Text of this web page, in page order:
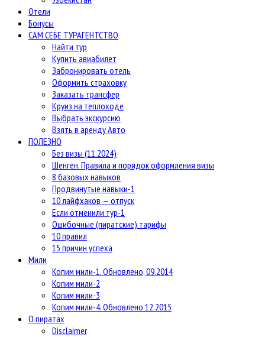
Отели
Бонусы
САМ СЕБЕ ТУРАГЕНТСТВО
Найти тур
Купить авиабилет
Забронировать отель
Оформить страховку
Заказать трансфер
Круиз на теплоходе
Выбрать экскурсию
Взять в аренду Авто
ПОЛЕЗНО
Без визы (11.2024)
Шенген. Правила и порядок оформления визы
8 базовых навыков
Продвинутые навыки-1
10 лайфхаков — отпуск
Если отменили тур-1
Ошибочные (пиратские) тарифы
10 правил
15 причин успеха
Мили
Копим мили-1. Обновлено, 09.2014
Копим мили-2
Копим мили-3
Копим мили-4. Обновлено 12.2015
О пиратах
Disclaimer